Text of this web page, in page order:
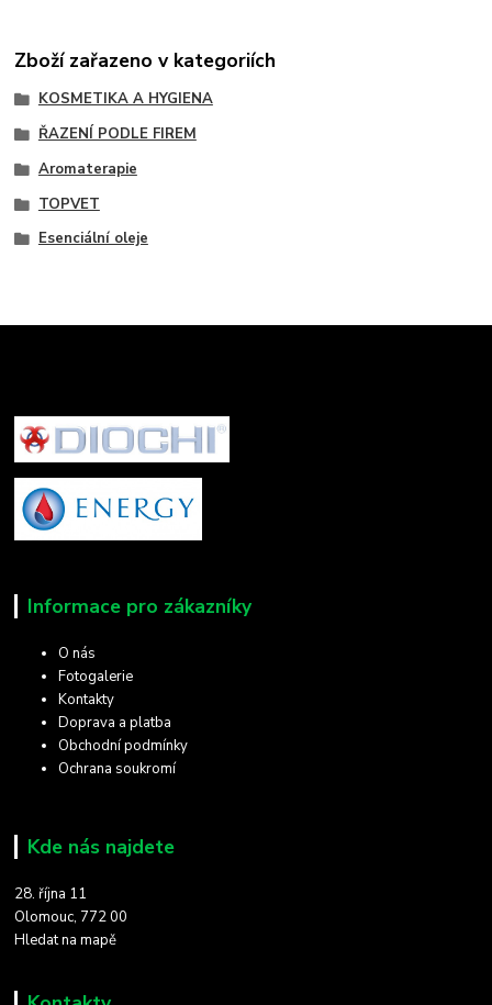
Zboží zařazeno v kategoriích
KOSMETIKA A HYGIENA
ŘAZENÍ PODLE FIREM
Aromaterapie
TOPVET
Esenciální oleje
Informace pro zákazníky
O nás
Fotogalerie
Kontakty
Doprava a platba
Obchodní podmínky
Ochrana soukromí
Kde nás najdete
28. října 11
Olomouc, 772 00
Hledat na mapě